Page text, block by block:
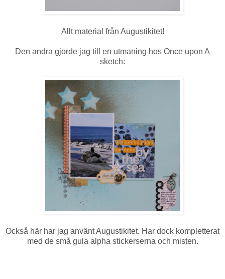
Allt material från Augustikitet!
Den andra gjorde jag till en utmaning hos Once upon A
sketch:
Också här har jag använt Augustikitet. Har dock kompletterat
med de små gula alpha stickerserna och misten.